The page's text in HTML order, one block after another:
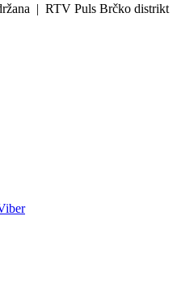
| RTV Puls Brčko distrikt